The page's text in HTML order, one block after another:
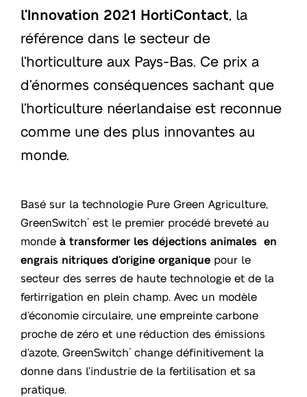
l’Innovation 2021 HortiContact, la
référence dans le secteur de
l’horticulture aux Pays-Bas. Ce prix a
d’énormes conséquences sachant que
l’horticulture néerlandaise est reconnue
comme une des plus innovantes au
monde.
Basé sur la technologie Pure Green Agriculture,
GreenSwitch®
est le premier procédé breveté au
monde à transformer les déjections animales en
engrais nitriques d’origine organique pour le
secteur des serres de haute technologie et de la
fertirrigation en plein champ. Avec un modèle
d’économie circulaire, une empreinte carbone
proche de zéro et une réduction des émissions
d’azote, GreenSwitch®
change définitivement la
donne dans l’industrie de la fertilisation et sa
pratique.